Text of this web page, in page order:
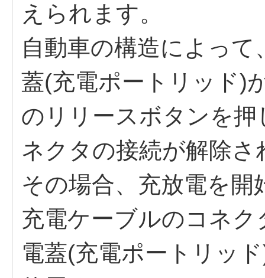
えられます。
自動車の構造によっ
蓋(充電ポートリッド)
のリリースボタンを
ネクタの接続が解除
その場合、充放電を
充電ケーブルのコネ
電蓋(充電ポートリッ